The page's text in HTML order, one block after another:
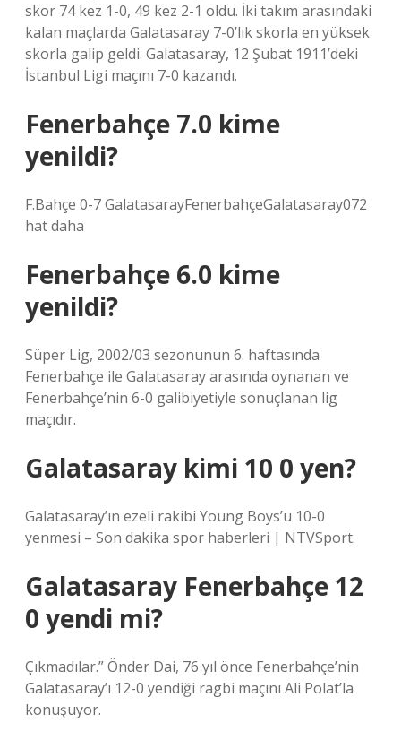
skor 74 kez 1-0, 49 kez 2-1 oldu. İki takım arasındaki
kalan maçlarda Galatasaray 7-0’lık skorla en yüksek
skorla galip geldi. Galatasaray, 12 Şubat 1911’deki
İstanbul Ligi maçını 7-0 kazandı.
Fenerbahçe 7.0 kime
yenildi?
F.Bahçe 0-7 GalatasarayFenerbahçeGalatasaray072
hat daha
Fenerbahçe 6.0 kime
yenildi?
Süper Lig, 2002/03 sezonunun 6. haftasında
Fenerbahçe ile Galatasaray arasında oynanan ve
Fenerbahçe’nin 6-0 galibiyetiyle sonuçlanan lig
maçıdır.
Galatasaray kimi 10 0 yen?
Galatasaray’ın ezeli rakibi Young Boys’u 10-0
yenmesi – Son dakika spor haberleri | NTVSport.
Galatasaray Fenerbahçe 12
0 yendi mi?
Çıkmadılar.” Önder Dai, 76 yıl önce Fenerbahçe’nin
Galatasaray’ı 12-0 yendiği ragbi maçını Ali Polat’la
konuşuyor.